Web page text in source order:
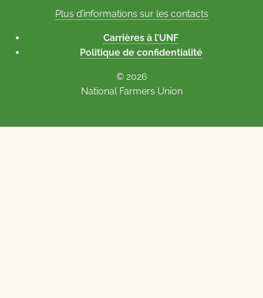
Plus d’informations sur les contacts
Carrières à l’UNF
Politique de confidentialité
© 2026
National Farmers Union